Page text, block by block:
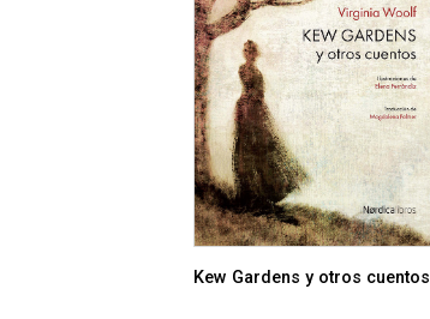
Kew Gardens y otros cuentos